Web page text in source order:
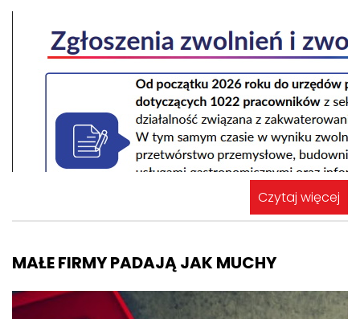
Czytaj więcej
MAŁE FIRMY PADAJĄ JAK MUCHY